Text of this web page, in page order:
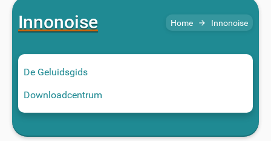
Innonoise Home arrow_forward Innonoise
De Geluidsgids
Downloadcentrum